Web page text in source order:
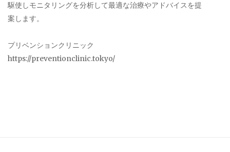
駆使しモニタリングを分析して最適な治療やアドバイスを提
案します。
プリベンションクリニック
https://preventionclinic.tokyo/